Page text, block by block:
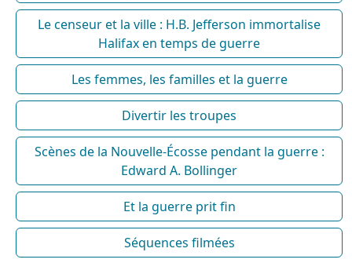
Le censeur et la ville : H.B. Jefferson immortalise
Halifax en temps de guerre
Les femmes, les familles et la guerre
Divertir les troupes
Scènes de la Nouvelle-Écosse pendant la guerre :
Edward A. Bollinger
Et la guerre prit fin
Séquences filmées